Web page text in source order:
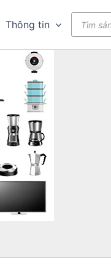
Thông tin
kiếm